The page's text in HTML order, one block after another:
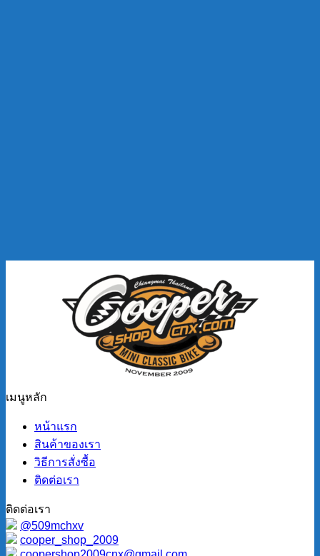
เมนูหลัก
หน้าแรก
สินค้าของเรา
วิธีการสั่งซื้อ
ติดต่อเรา
ติดต่อเรา
@509mchxv
cooper_shop_2009